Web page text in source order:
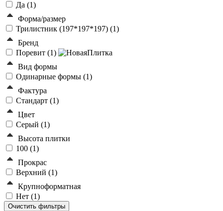
Да (1)
Форма/размер
Трилистник (197*197*197) (1)
Бренд
Поревит (1)
Вид формы
Одинарные формы (1)
Фактура
Стандарт (1)
Цвет
Серый (1)
Высота плитки
100 (1)
Прокрас
Верхний (1)
Крупноформатная
Нет (1)